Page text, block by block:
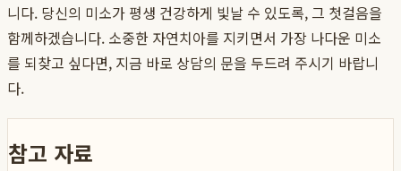
니다. 당신의 미소가 평생 건강하게 빛날 수 있도록, 그 첫걸음을
함께하겠습니다. 소중한 자연치아를 지키면서 가장 나다운 미소
를 되찾고 싶다면, 지금 바로 상담의 문을 두드려 주시기 바랍니
다.
참고 자료